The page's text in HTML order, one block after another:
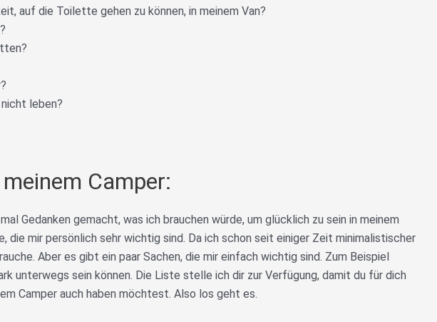
auf die Toilette gehen zu können, in meinem Van?
leben?
Camper:
Gedanken gemacht, was ich brauchen würde, um glücklich zu sein in meinem
die mir persönlich sehr wichtig sind. Da ich schon seit einiger Zeit minimalistischer
Aber es gibt ein paar Sachen, die mir einfach wichtig sind. Zum Beispiel
unterwegs sein können. Die Liste stelle ich dir zur Verfügung, damit du für dich
Camper auch haben möchtest. Also los geht es.